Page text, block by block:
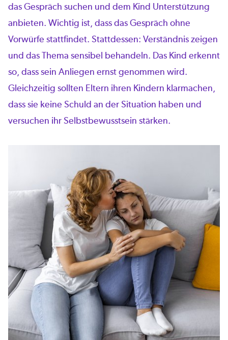
das Gespräch suchen und dem Kind Unterstützung
anbieten. Wichtig ist, dass das Gespräch ohne
Vorwürfe stattfindet. Stattdessen: Verständnis zeigen
und das Thema sensibel behandeln. Das Kind erkennt
so, dass sein Anliegen ernst genommen wird.
Gleichzeitig sollten Eltern ihren Kindern klarmachen,
dass sie keine Schuld an der Situation haben und
versuchen ihr Selbstbewusstsein stärken.